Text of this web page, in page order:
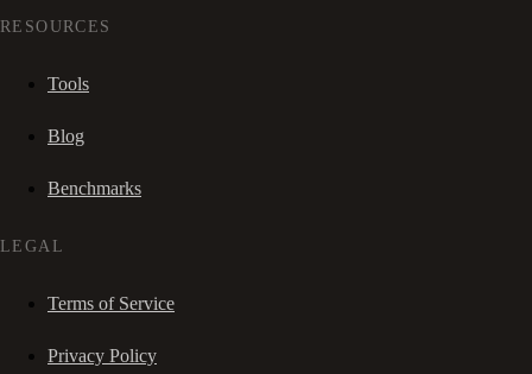
RESOURCES
Tools
Blog
Benchmarks
LEGAL
Terms of Service
Privacy Policy